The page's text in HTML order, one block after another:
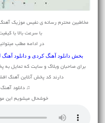
مخاطبین محترم رسانه ی نفیس موزیک
با سرعت بالا با کیفیت 128 و 320 دانلود
در ادامه مطلب
بخش دانلود آهنگ کردیو دانلود
برای صاحبان وبلاگ و سایت که تمایل به
دارند کد پخش آنلاین آهنگ
♫ دانلود
خوشحال میشویم این